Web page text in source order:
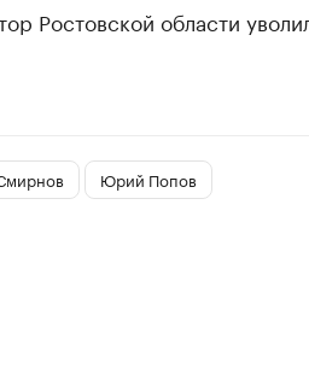
Ростовской области
Юрий Попов